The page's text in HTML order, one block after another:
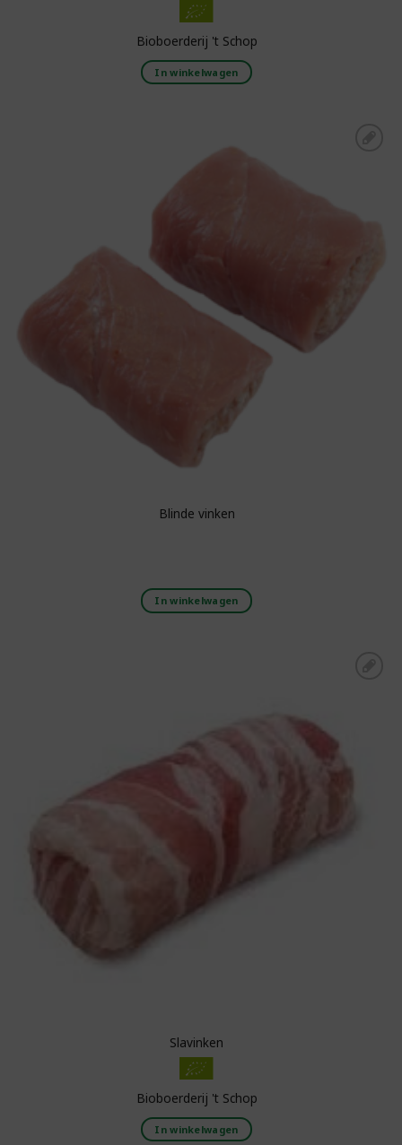
Bioboerderij 't Schop
In winkelwagen
Blinde vinken
In winkelwagen
Slavinken
Bioboerderij 't Schop
In winkelwagen